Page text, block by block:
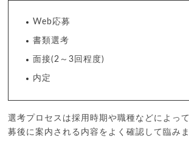
Web応募
書類選考
面接(2～3回程度)
内定
選考プロセスは採用時期や職種などによっ
募後に案内される内容をよく確認して臨みま